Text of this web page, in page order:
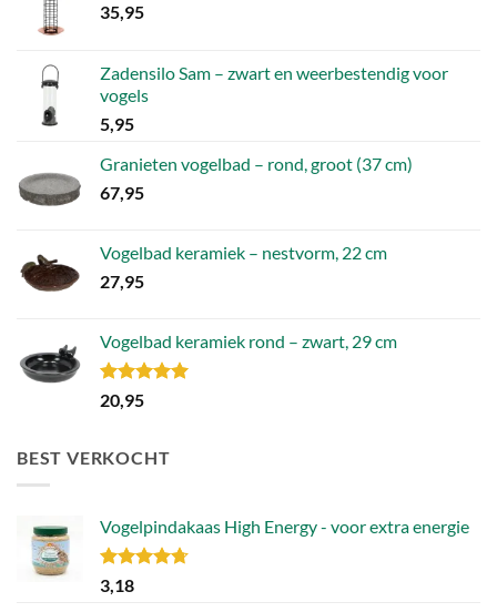
35,95
Zadensilo Sam – zwart en weerbestendig voor
vogels
5,95
Granieten vogelbad – rond, groot (37 cm)
67,95
Vogelbad keramiek – nestvorm, 22 cm
27,95
Vogelbad keramiek rond – zwart, 29 cm
Gewaardeerd
5.00
20,95
BEST VERKOCHT
Vogelpindakaas High Energy - voor extra energie
Gewaardeerd
4.70
3,18